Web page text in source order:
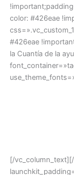
color: #426eae
#426eae
la Cuantía de la
[/